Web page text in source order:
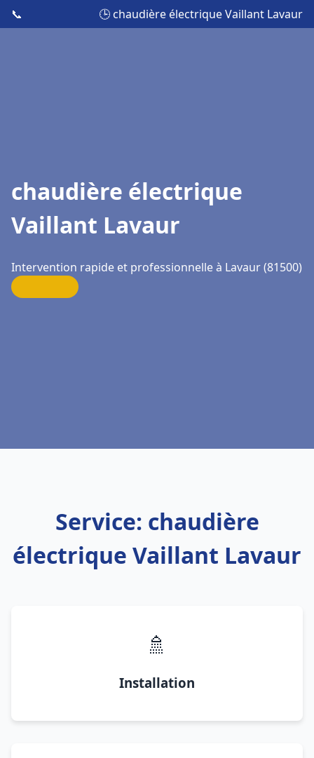
📞 🕒 chaudière électrique Vaillant Lavaur
chaudière électrique
Vaillant Lavaur
Intervention rapide et professionnelle à Lavaur (81500)
Service: chaudière
électrique Vaillant Lavaur
🚿
Installation